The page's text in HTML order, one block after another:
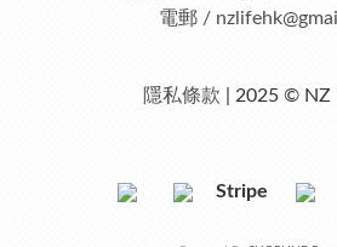
電郵 /
隱私條款 | 2025 © NZ
Stripe